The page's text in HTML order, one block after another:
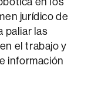
jurídico de
paliar las
el trabajo y
información